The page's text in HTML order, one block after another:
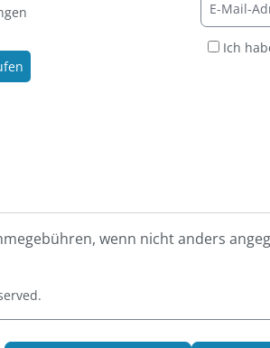
Ich
wenn nicht anders